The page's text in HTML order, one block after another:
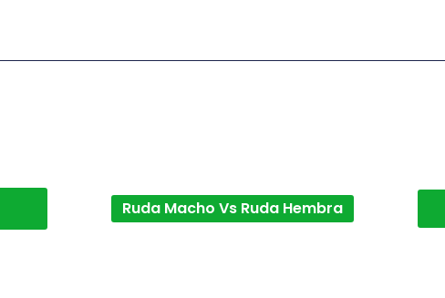
Ruda Macho Vs Ruda Hembra